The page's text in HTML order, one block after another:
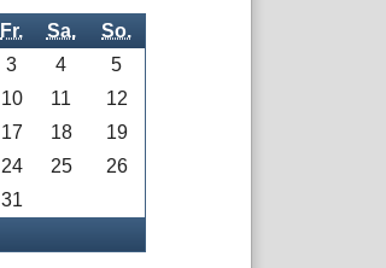
Fr. Sa. So.
3 4
5
10 11
12
17 18
19
24 25
26
31